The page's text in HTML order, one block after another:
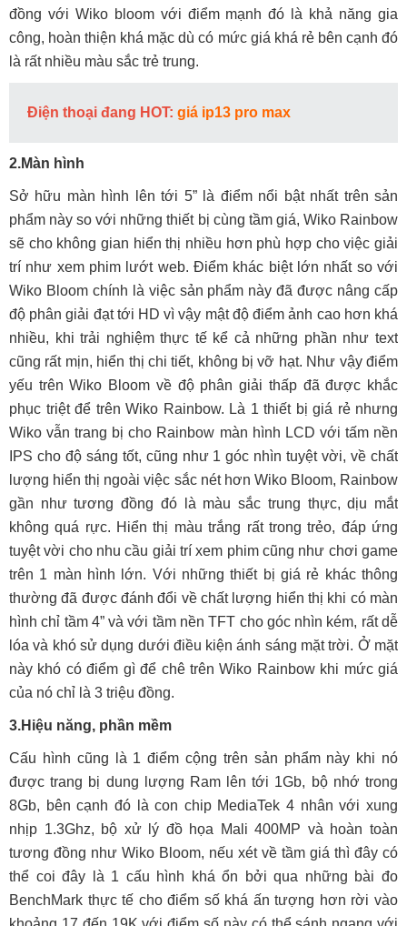
đồng với Wiko bloom với điểm mạnh đó là khả năng gia
công, hoàn thiện khá mặc dù có mức giá khá rẻ bên cạnh đó
là rất nhiều màu sắc trẻ trung.
Điện thoại đang HOT: giá ip13 pro max
2.Màn hình
Sở hữu màn hình lên tới 5” là điểm nổi bật nhất trên sản
phẩm này so với những thiết bị cùng tầm giá, Wiko Rainbow
sẽ cho không gian hiển thị nhiều hơn phù hợp cho việc giải
trí như xem phim lướt web. Điểm khác biệt lớn nhất so với
Wiko Bloom chính là việc sản phẩm này đã được nâng cấp
độ phân giải đạt tới HD vì vậy mật độ điểm ảnh cao hơn khá
nhiều, khi trải nghiệm thực tế kể cả những phần như text
cũng rất mịn, hiển thị chi tiết, không bị vỡ hạt. Như vậy điểm
yếu trên Wiko Bloom về độ phân giải thấp đã được khắc
phục triệt để trên Wiko Rainbow. Là 1 thiết bị giá rẻ nhưng
Wiko vẫn trang bị cho Rainbow màn hình LCD với tấm nền
IPS cho độ sáng tốt, cũng như 1 góc nhìn tuyệt vời, về chất
lượng hiển thị ngoài việc sắc nét hơn Wiko Bloom, Rainbow
gần như tương đồng đó là màu sắc trung thực, dịu mắt
không quá rực. Hiển thị màu trắng rất trong trẻo, đáp ứng
tuyệt vời cho nhu cầu giải trí xem phim cũng như chơi game
trên 1 màn hình lớn. Với những thiết bị giá rẻ khác thông
thường đã được đánh đổi về chất lượng hiển thị khi có màn
hình chỉ tầm 4” và với tầm nền TFT cho góc nhìn kém, rất dễ
lóa và khó sử dụng dưới điều kiện ánh sáng mặt trời. Ở mặt
này khó có điểm gì để chê trên Wiko Rainbow khi mức giá
của nó chỉ là 3 triệu đồng.
3.Hiệu năng, phần mềm
Cấu hình cũng là 1 điểm cộng trên sản phẩm này khi nó
được trang bị dung lượng Ram lên tới 1Gb, bộ nhớ trong
8Gb, bên cạnh đó là con chip MediaTek 4 nhân với xung
nhịp 1.3Ghz, bộ xử lý đồ họa Mali 400MP và hoàn toàn
tương đồng như Wiko Bloom, nếu xét về tầm giá thì đây có
thể coi đây là 1 cấu hình khá ổn bởi qua những bài đo
BenchMark thực tế cho điểm số khá ấn tượng hơn rời vào